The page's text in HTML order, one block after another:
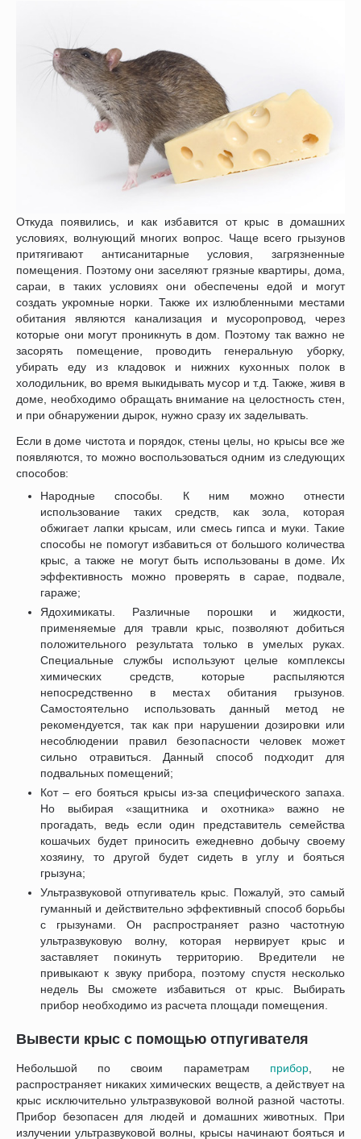
Откуда появились, и как избавится от крыс в домашних
условиях, волнующий многих вопрос. Чаще всего грызунов
притягивают антисанитарные условия, загрязненные
помещения. Поэтому они заселяют грязные квартиры, дома,
сараи, в таких условиях они обеспечены едой и могут
создать укромные норки. Также их излюбленными местами
обитания являются канализация и мусоропровод, через
которые они могут проникнуть в дом. Поэтому так важно не
засорять помещение, проводить генеральную уборку,
убирать еду из кладовок и нижних кухонных полок в
холодильник, во время выкидывать мусор и т.д. Также, живя в
доме, необходимо обращать внимание на целостность стен,
и при обнаружении дырок, нужно сразу их заделывать.
Если в доме чистота и порядок, стены целы, но крысы все же
появляются, то можно воспользоваться одним из следующих
способов:
Народные способы. К ним можно отнести
использование таких средств, как зола, которая
обжигает лапки крысам, или смесь гипса и муки. Такие
способы не помогут избавиться от большого количества
крыс, а также не могут быть использованы в доме. Их
эффективность можно проверять в сарае, подвале,
гараже;
Ядохимикаты. Различные порошки и жидкости,
применяемые для травли крыс, позволяют добиться
положительного результата только в умелых руках.
Специальные службы используют целые комплексы
химических средств, которые распыляются
непосредственно в местах обитания грызунов.
Самостоятельно использовать данный метод не
рекомендуется, так как при нарушении дозировки или
несоблюдении правил безопасности человек может
сильно отравиться. Данный способ подходит для
подвальных помещений;
Кот – его бояться крысы из-за специфического запаха.
Но выбирая «защитника и охотника» важно не
прогадать, ведь если один представитель семейства
кошачьих будет приносить ежедневно добычу своему
хозяину, то другой будет сидеть в углу и бояться
грызуна;
Ультразвуковой отпугиватель крыс. Пожалуй, это самый
гуманный и действительно эффективный способ борьбы
с грызунами. Он распространяет разно частотную
ультразвуковую волну, которая нервирует крыс и
заставляет покинуть территорию. Вредители не
привыкают к звуку прибора, поэтому спустя несколько
недель Вы сможете избавиться от крыс. Выбирать
прибор необходимо из расчета площади помещения.
Вывести крыс с помощью отпугивателя
Небольшой по своим параметрам прибор, не
распространяет никаких химических веществ, а действует на
крыс исключительно ультразвуковой волной разной частоты.
Прибор безопасен для людей и домашних животных. При
излучении ультразвуковой волны, крысы начинают бояться и